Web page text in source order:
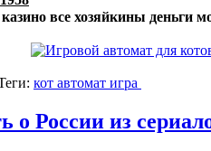
все хозяйкины деньги
кот автомат игра
о России из